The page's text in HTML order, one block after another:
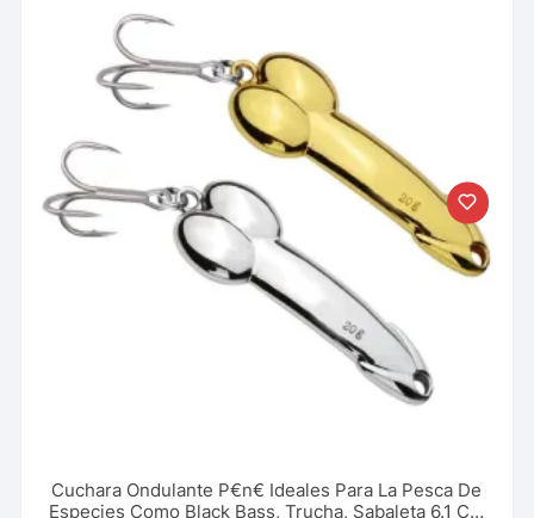
Cuchara Ondulante P€n€ Ideales Para La Pesca De
Especies Como Black Bass, Trucha, Sabaleta 6.1 Cm